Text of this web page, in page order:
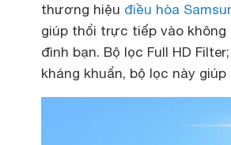
thương hiệu điều hòa
giúp thổi trực tiếp vào không
đình bạn. Bộ lọc Full HD
kháng khuẩn, bộ lọc này